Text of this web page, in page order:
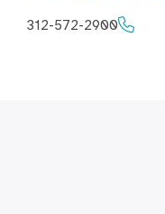
312-572-2900